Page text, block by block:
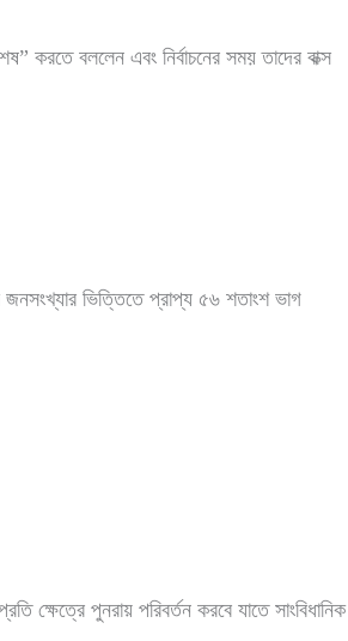
করতে বললেন এবং নির্বাচনের সময় তাদের বাক্স
জনসংখ্যার ভিত্তিতে প্রাপ্য ৫৬ শতাংশ ভাগ
ক্ষেত্রে পুনরায় পরিবর্তন করবে যাতে সাংবিধানিক